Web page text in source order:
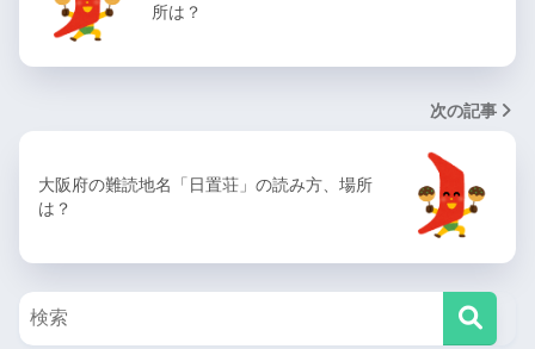
所は？
次の記事
大阪府の難読地名「日置荘」の読み方、場所
は？